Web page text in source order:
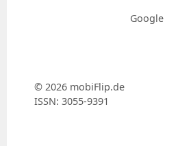
Google
© 2026 mobiFlip.de
ISSN: 3055-9391